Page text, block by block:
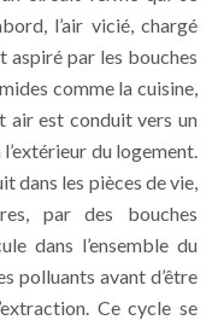
l’air vicié, chargé
aspiré par les bouches
comme la cuisine,
air est conduit vers un
du logement.
dans les pièces de vie,
par des bouches
dans l’ensemble du
polluants avant d’être
Ce cycle se